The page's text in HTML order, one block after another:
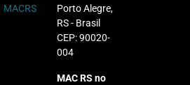
MACRS
Porto Alegre,
RS - Brasil
CEP: 90020-
004
MAC RS no